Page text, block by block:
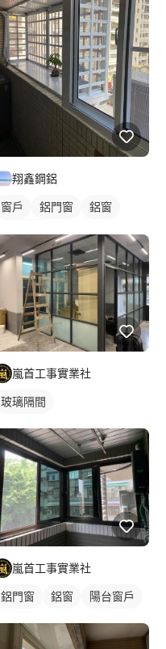
翔鑫鋼鋁
窗戶 鋁門窗
鋁窗
嵐首工事實業社
玻璃隔間
嵐首工事實業社
鋁門窗 鋁窗 陽台窗戶